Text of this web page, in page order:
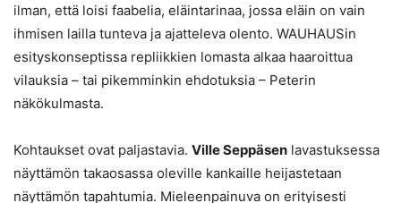
ilman, että loisi faabelia, eläintarinaa, jossa eläin on vain
ihmisen lailla tunteva ja ajatteleva olento. WAUHAUSin
esityskonseptissa repliikkien lomasta alkaa haaroittua
vilauksia – tai pikemminkin ehdotuksia – Peterin
näkökulmasta.
Kohtaukset ovat paljastavia. Ville Seppäsen lavastuksessa
näyttämön takaosassa oleville kankaille heijastetaan
näyttämön tapahtumia. Mieleenpainuva on erityisesti